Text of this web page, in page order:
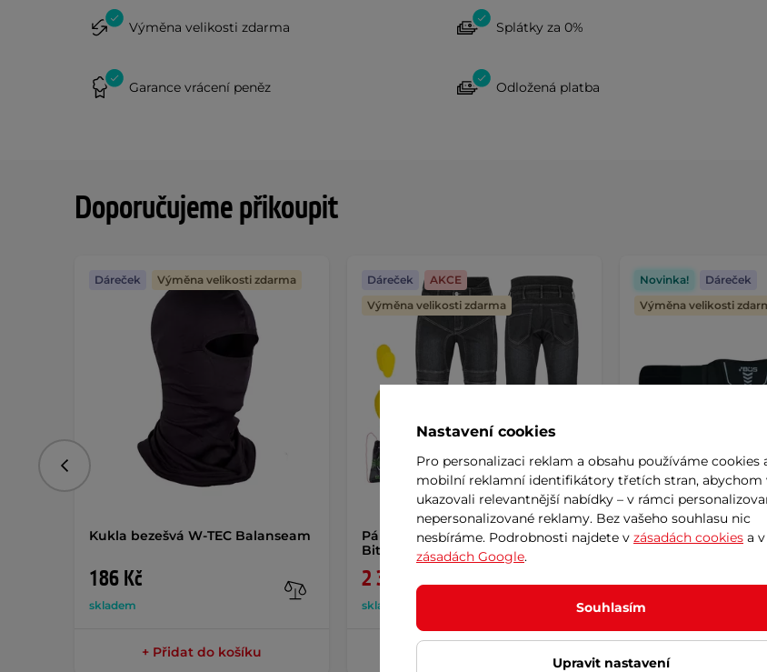
Výměna velikosti zdarma Splátky za 0%
Garance vrácení peněz Odložená platba
Doporučujeme přikoupit
Kukla bezešvá W-TEC Balanseam
186 Kč
skladem
Dáreček Výměna velikosti zdarma
+ Přidat do košíku
Pánské moto jeansy W-TEC
Biterillo Evo AKCE
2 390 Kč 2 990 Kč
skladem
Dáreček
AKCE
Výměna velikosti zdarma
Ledvinový pás BOS
490 Kč
skladem
Novinka!
Dáreček
Výměna velikosti
Předchozí
Nastavení cookies
Pro personalizaci reklam a obsahu používáme cookies
mobilní reklamní identifikátory třetích stran, abychom
ukazovali relevantnější nabídky – v rámci
nepersonalizované reklamy. Bez vašeho souhlasu nic
nesbíráme. Podrobnosti najdete v zásadách cookies a v
zásadách Google.
Souhlasím
Upravit nastavení